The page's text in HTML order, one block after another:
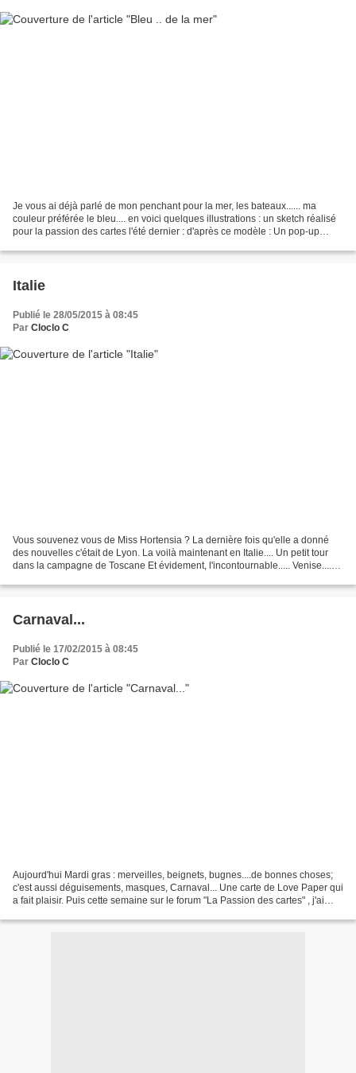
Je vous ai déjà parlé de mon penchant pour la mer, les bateaux...... ma
couleur préférée le bleu.... en voici quelques illustrations : un sketch réalisé
pour la passion des cartes l'été dernier : d'après ce modèle : Un pop-up
Italie
Publié le 28/05/2015 à 08:45
Par Cloclo C
Vous souvenez vous de Miss Hortensia ? La dernière fois qu'elle a donné
des nouvelles c'était de Lyon. La voilà maintenant en Italie.... Un petit tour
dans la campagne de Toscane Et évidement, l'incontournable..... Venise....
Carnaval...
Publié le 17/02/2015 à 08:45
Par Cloclo C
Aujourd'hui Mardi gras : merveilles, beignets, bugnes....de bonnes choses;
c'est aussi déguisements, masques, Carnaval... Une carte de Love Paper qui
a fait plaisir. Puis cette semaine sur le forum "La Passion des cartes" , j'ai